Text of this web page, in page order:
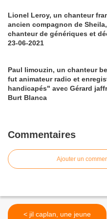
Lionel Leroy, un chanteur
ancien compagnon de Sheila,
chanteur de génériques et
23-06-2021
Paul limouzin, un chanteur
fut animateur radio et
handicapés" avec Gérard
Burt Blanca
Commentaires
Ajouter un
< jil caplan, une jeune